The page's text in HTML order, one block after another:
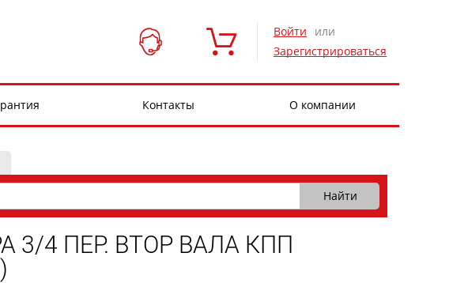
Войти
или
Зарегистрироваться
Контакты О компании
3/4 ПЕР. ВТОР ВАЛА КПП